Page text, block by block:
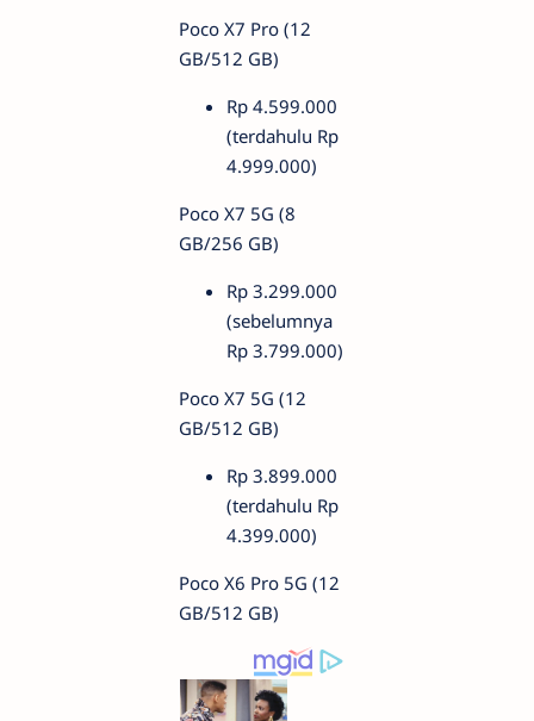
Poco X7 Pro (12
GB/512 GB)
Rp 4.599.000
(terdahulu Rp
4.999.000)
Poco X7 5G (8
GB/256 GB)
Rp 3.299.000
(sebelumnya
Rp 3.799.000)
Poco X7 5G (12
GB/512 GB)
Rp 3.899.000
(terdahulu Rp
4.399.000)
Poco X6 Pro 5G (12
GB/512 GB)